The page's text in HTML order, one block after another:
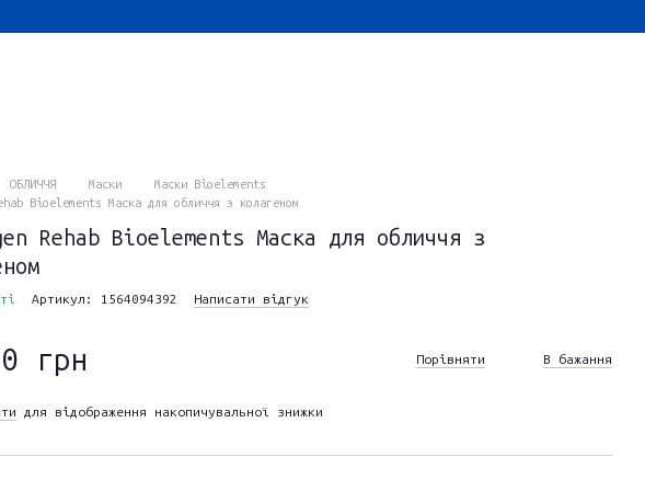
ОБЛИЧЧЯ Маски
Маски Bioelements
Bioelements Маска для обличчя з колагеном
Rehab Bioelements Маска для обличчя з
Артикул: 1564094392 Написати відгук
грн Порівняти В бажання
для відображення накопичувальної знижки